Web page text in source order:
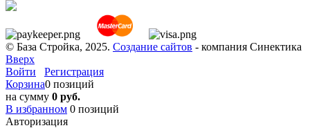
© База Стройка, 2025. Создание сайтов - компания Синектика
Вверх
Войти
Регистрация
Корзина0 позиций
на сумму 0 руб.
В избранном 0 позиций
Авторизация